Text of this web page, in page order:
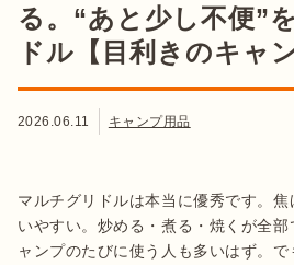
る。“あと少し不便”
ドル【目利きのキャ
2026.06.11 キャンプ用品
マルチグリドルは本当に優秀です。
いやすい。炒める・煮る・焼くが全
ャンプのたびに使う人も多いはず。で